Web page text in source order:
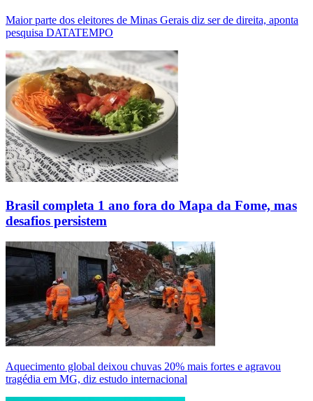
Maior parte dos eleitores de Minas Gerais diz ser de direita, aponta
pesquisa DATATEMPO
Brasil completa 1 ano fora do Mapa da Fome, mas
desafios persistem
Aquecimento global deixou chuvas 20% mais fortes e agravou
tragédia em MG, diz estudo internacional